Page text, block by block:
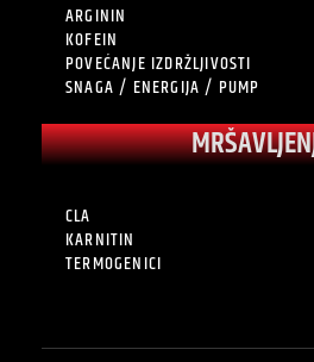
ARGININ
KOFEIN
POVEĆANJE IZDRŽLJIVOSTI
SNAGA / ENERGIJA / PUMP
CLA
KARNITIN
TERMOGENICI